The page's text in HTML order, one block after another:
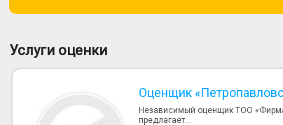
Услуги оценки
Оценщик
Независимый оценщик ТОО
предлагает...